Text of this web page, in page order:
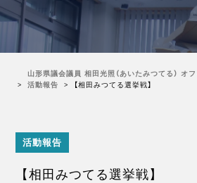
山形県議会議員 相田光照（あいたみつてる） オ
活動報告
【相田みつてる選挙戦】
活動報告
【相田みつてる選挙戦】